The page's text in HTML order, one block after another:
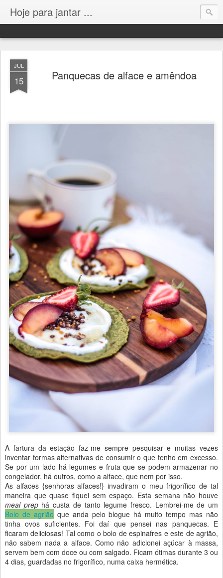
Hoje para jantar ...
JUL
15 Panquecas de alface e amêndoa
A fartura da estação faz-me sempre pesquisar e muitas vezes
inventar formas alternativas de consumir o que tenho em excesso.
Se por um lado há legumes e fruta que se podem armazenar no
congelador, há outros, como a alface, que nem por isso.
As alfaces {senhoras alfaces!} invadiram o meu frigorífico de tal
maneira que quase fiquei sem espaço. Esta semana não houve
meal prephá custa de tanto legume fresco. Lembrei-me de um
Bolo de agrião que anda pelo blogue há muito tempo mas não
tinha ovos suficientes. Foi daí que pensei nas panquecas. E
ficaram deliciosas! Tal como o bolo de espinafres e este de agrião,
não sabem nada a alface. Como não adicionei açúcar à massa,
servem bem com doce ou com salgado. Ficam ótimas durante 3 ou
4 dias, guardadas no frigorífico, numa caixa hermética.